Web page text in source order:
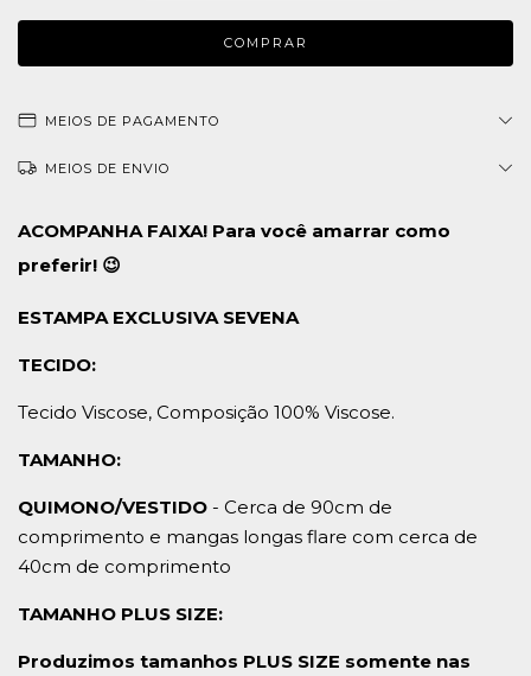
MEIOS DE PAGAMENTO
MEIOS DE ENVIO
ACOMPANHA FAIXA! Para você amarrar como
preferir! 😉
ESTAMPA EXCLUSIVA SEVENA
TECIDO:
Tecido Viscose, Composição 100% Viscose.
TAMANHO:
QUIMONO/VESTIDO - Cerca de 90cm de
comprimento e mangas longas flare com cerca de
40cm de comprimento
TAMANHO PLUS SIZE:
Produzimos tamanhos PLUS SIZE somente nas